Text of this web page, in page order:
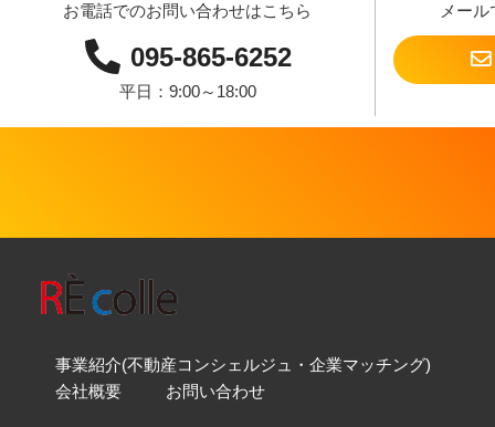
お電話でのお問い合わせはこちら
095-865-6252
平日：9:00～18:00
メー
事業紹介(不動産コンシェルジュ・企業マッチング)
会社概要
お問い合わせ